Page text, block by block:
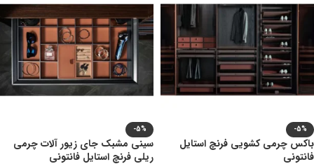
-5%
باکس چرمی کشویی فرنچ استایل
فانتونی
-5%
سینی مشبک جای زیور آلات چرمی
ریلی فرنچ استایل فانتونی